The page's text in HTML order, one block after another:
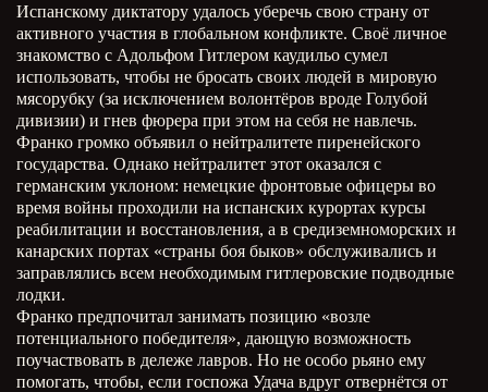
Испанскому диктатору удалось уберечь свою страну от
активного участия в глобальном конфликте. Своё личное
знакомство с Адольфом Гитлером каудильо сумел
использовать, чтобы не бросать своих людей в мировую
мясорубку (за исключением волонтёров вроде Голубой
дивизии) и гнев фюрера при этом на себя не навлечь.
Франко громко объявил о нейтралитете пиренейского
государства. Однако нейтралитет этот оказался с
германским уклоном: немецкие фронтовые офицеры во
время войны проходили на испанских курортах курсы
реабилитации и восстановления, а в средиземноморских и
канарских портах «страны боя быков» обслуживались и
заправлялись всем необходимым гитлеровские подводные
лодки.
Франко предпочитал занимать позицию «возле
потенциального победителя», дающую возможность
поучаствовать в дележе лавров. Но не особо рьяно ему
помогать, чтобы, если госпожа Удача вдруг отвернётся от